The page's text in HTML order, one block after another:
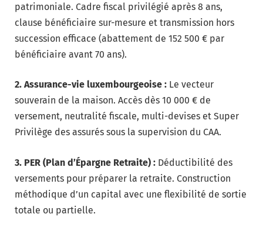
patrimoniale. Cadre fiscal privilégié après 8 ans,
clause bénéficiaire sur-mesure et transmission hors
succession efficace (abattement de 152 500 € par
bénéficiaire avant 70 ans).
2. Assurance-vie luxembourgeoise : Le vecteur
souverain de la maison. Accès dès 10 000 € de
versement, neutralité fiscale, multi-devises et Super
Privilège des assurés sous la supervision du CAA.
3. PER (Plan d’Épargne Retraite) : Déductibilité des
versements pour préparer la retraite. Construction
méthodique d’un capital avec une flexibilité de sortie
totale ou partielle.